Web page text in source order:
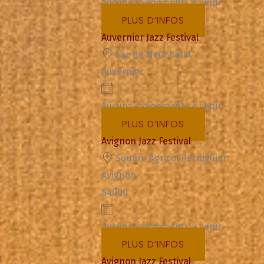
Aucuns évènements à venir
PLUS D’INFOS
Auvernier Jazz Festival
Lac de Neuchâtel
Auvernier
Aucuns évènements à venir
PLUS D’INFOS
Avignon Jazz Festival
Square Agricol Perdiguier
Avignon
84000
Aucuns évènements à venir
PLUS D’INFOS
Avignon Jazz Festival